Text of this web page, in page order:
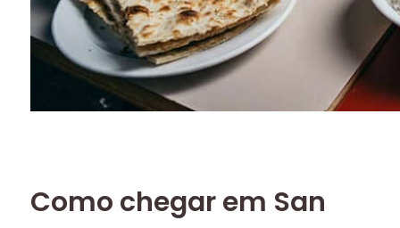
Como chegar em San